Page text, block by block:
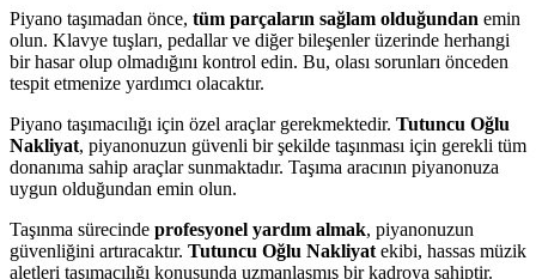
Piyano taşımadan önce, tüm parçaların sağlam olduğundan emin
olun. Klavye tuşları, pedallar ve diğer bileşenler üzerinde herhangi
bir hasar olup olmadığını kontrol edin. Bu, olası sorunları önceden
tespit etmenize yardımcı olacaktır.
Piyano taşımacılığı için özel araçlar gerekmektedir. Tutuncu Oğlu
Nakliyat, piyanonuzun güvenli bir şekilde taşınması için gerekli tüm
donanıma sahip araçlar sunmaktadır. Taşıma aracının piyanonuza
uygun olduğundan emin olun.
Taşınma sürecinde profesyonel yardım almak, piyanonuzun
güvenliğini artıracaktır. Tutuncu Oğlu Nakliyat ekibi, hassas müzik
aletleri taşımacılığı konusunda uzmanlaşmış bir kadroya sahiptir.